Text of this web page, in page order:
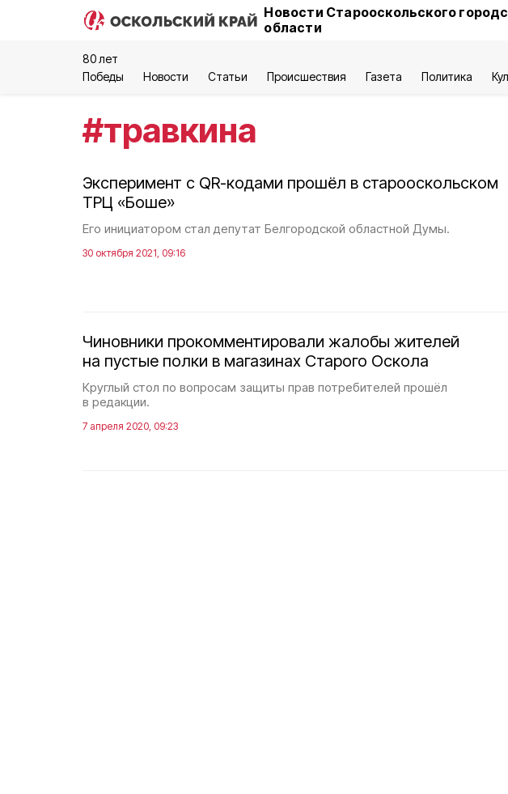
Новости Старооскольского
области
80 лет
Победы
Новости Статьи Происшествия Газета Политика
#травкина
Эксперимент с QR-кодами прошёл в старооскольском
ТРЦ «Боше»
Его инициатором стал депутат Белгородской областной Думы.
30 октября 2021, 09:16
Чиновники прокомментировали жалобы жителей
на пустые полки в магазинах Старого Оскола
Круглый стол по вопросам защиты прав потребителей прошёл
в редакции.
7 апреля 2020, 09:23